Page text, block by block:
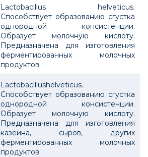
Lactobacillus hеlveticus.
Способствует образованию сгустка
однородной консистенции.
Образует молочную кислоту.
Предназначена для изготовления
ферментированных молочных
продуктов.
Lactobacillushеlveticus.
Способствует образованию сгустка
однородной консистенции.
Образует молочную кислоту.
Предназначена для изготовления
казеина, сыров, других
ферментированных молочных
продуктов.